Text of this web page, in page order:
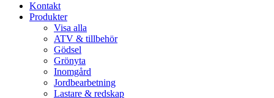
Kontakt
Produkter
Visa alla
ATV & tillbehör
Gödsel
Grönyta
Inomgård
Jordbearbetning
Lastare & redskap